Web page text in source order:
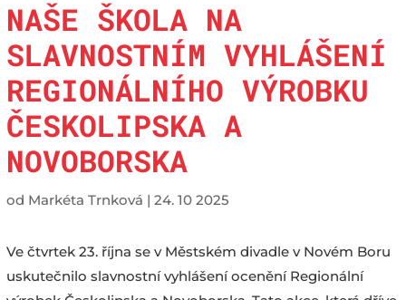
NAŠE ŠKOLA NA
SLAVNOSTNÍM VYHLÁŠENÍ
REGIONÁLNÍHO VÝROBKU
ČESKOLIPSKA A
NOVOBORSKA
od Markéta Trnková | 24. 10 2025
Ve čtvrtek 23. října se v Městském divadle v Novém Boru
uskutečnilo slavnostní vyhlášení ocenění Regionální